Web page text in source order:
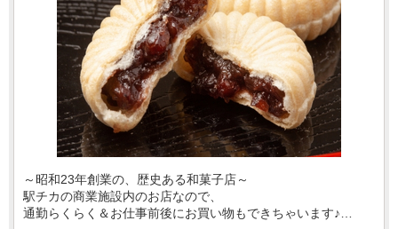
～昭和23年創業の、歴史ある和菓子店～
駅チカの商業施設内のお店なので、
通勤らくらく＆お仕事前後にお買い物もできちゃいます♪